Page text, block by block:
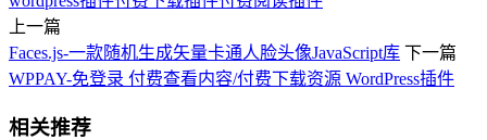
上一篇
Faces.js-一款随机生成矢量卡通人脸头像JavaScript库 下一篇
WPPAY-免登录 付费查看内容/付费下载资源 WordPress插件
相关推荐